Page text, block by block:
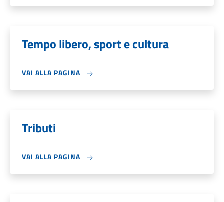
Tempo libero, sport e cultura
VAI ALLA PAGINA
Tributi
VAI ALLA PAGINA